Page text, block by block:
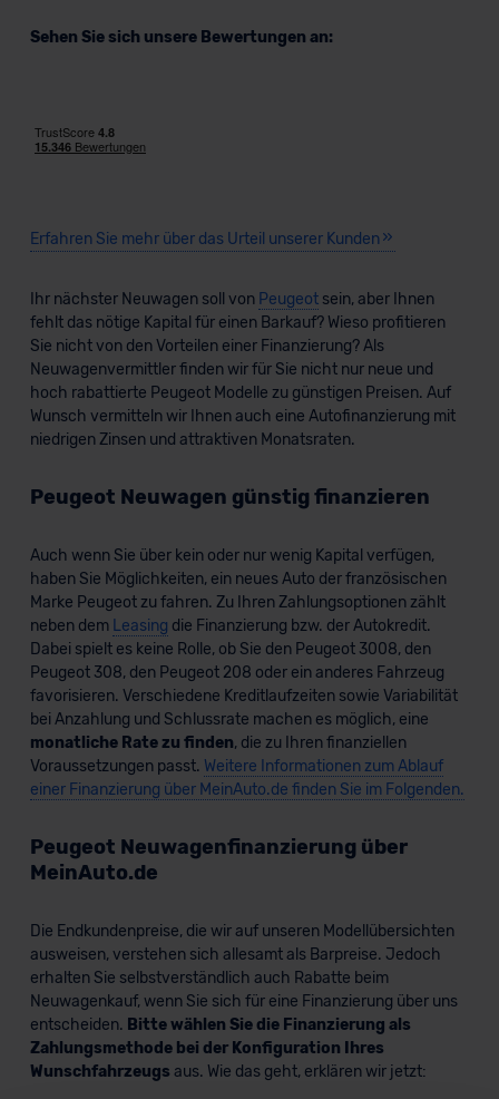
Sehen Sie sich unsere Bewertungen an:
Erfahren Sie mehr über das Urteil unserer Kunden
Ihr nächster Neuwagen soll von Peugeotsein, aber Ihnen
fehlt das nötige Kapital für einen Barkauf? Wieso profitieren
Sie nicht von den Vorteilen einer Finanzierung? Als
Neuwagenvermittler finden wir für Sie nicht nur neue und
hoch rabattierte Peugeot Modelle zu günstigen Preisen. Auf
Wunsch vermitteln wir Ihnen auch eine Autofinanzierung mit
niedrigen Zinsen und attraktiven Monatsraten.
Peugeot Neuwagen günstig finanzieren
Auch wenn Sie über kein oder nur wenig Kapital verfügen,
haben Sie Möglichkeiten, ein neues Auto der französischen
Marke Peugeot zu fahren. Zu Ihren Zahlungsoptionen zählt
neben dem Leasing die Finanzierung bzw. der Autokredit.
Dabei spielt es keine Rolle, ob Sie den Peugeot 3008, den
Peugeot 308, den Peugeot 208 oder ein anderes Fahrzeug
favorisieren. Verschiedene Kreditlaufzeiten sowie Variabilität
bei Anzahlung und Schlussrate machen es möglich, eine
monatliche Rate zu finden, die zu Ihren finanziellen
Voraussetzungen passt. Weitere Informationen zum Ablauf
einer Finanzierung über MeinAuto.de finden Sie im Folgenden.
Peugeot Neuwagenfinanzierung über
MeinAuto.de
Die Endkundenpreise, die wir auf unseren Modellübersichten
ausweisen, verstehen sich allesamt als Barpreise. Jedoch
erhalten Sie selbstverständlich auch Rabatte beim
Neuwagenkauf, wenn Sie sich für eine Finanzierung über uns
entscheiden. Bitte wählen Sie die Finanzierung als
Zahlungsmethode bei der Konfiguration Ihres
Wunschfahrzeugs aus. Wie das geht, erklären wir jetzt: